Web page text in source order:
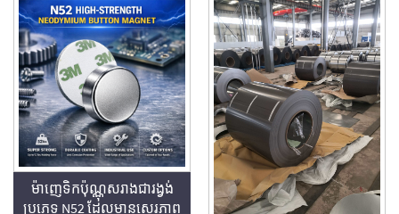
ម៉ាញេទិកប៉ុណ្ណុសរាងជារង្វង់
ប្រភេទ N52 ដែលមានស្ថេរភាព